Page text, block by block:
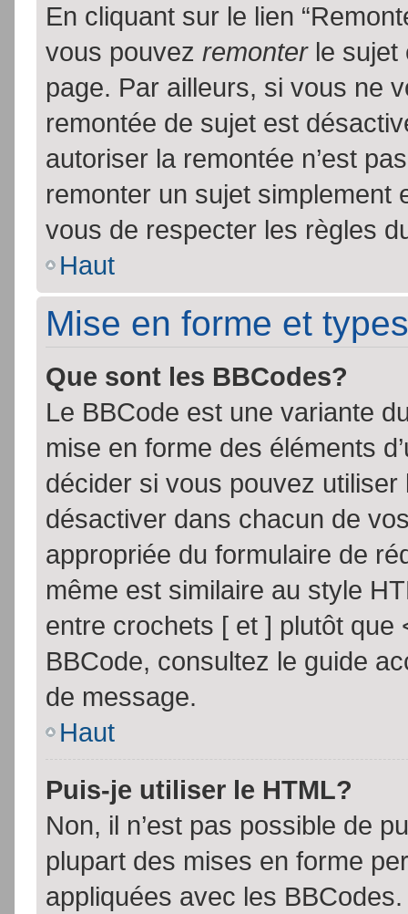
En cliquant sur le lien
vous pouvez remonterle sujet
page. Par ailleurs, si vous ne
remontée de sujet est
autoriser la remontée n’est
remonter un sujet simplement
vous de respecter les règles
Haut
Mise en forme et
Que sont les BBCodes?
Le BBCode est une variante
mise en forme des éléments
décider si vous pouvez
désactiver dans chacun de
appropriée du formulaire de
même est similaire au style
entre crochets [ et ] plutôt que
BBCode, consultez le guide
de message.
Haut
Puis-je utiliser le HTML?
Non, il n’est pas possible de
plupart des mises en forme
appliquées avec les BBCodes.